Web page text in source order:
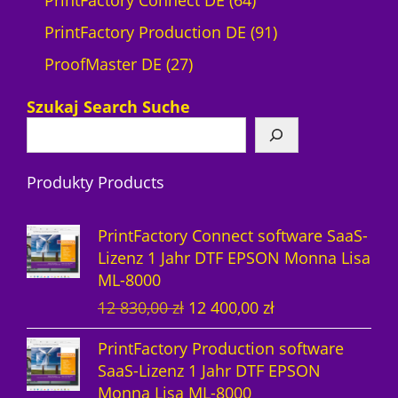
4
d
t
PrintFactory Production DE 919
r
o
k
e
ProofMaster DE 272
r
u
t
e
Szukaj Search Suche
Produkty Products
PrintFactory Connect software SaaS-
Lizenz 1 Jahr DTF EPSON Monna Lisa
ML-8000
12 830,00zł U
r
s
p
12 400,00 złA
k
u
PrintFactory Production software
SaaS-Lizenz 1 Jahr DTF EPSON
Monna Lisa ML-8000